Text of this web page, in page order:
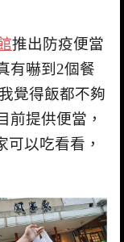
推出防疫便當
有嚇到2個餐
覺得飯都不夠
前提供便當，
以吃看看，